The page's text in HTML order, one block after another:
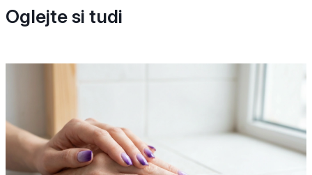
Oglejte si tudi